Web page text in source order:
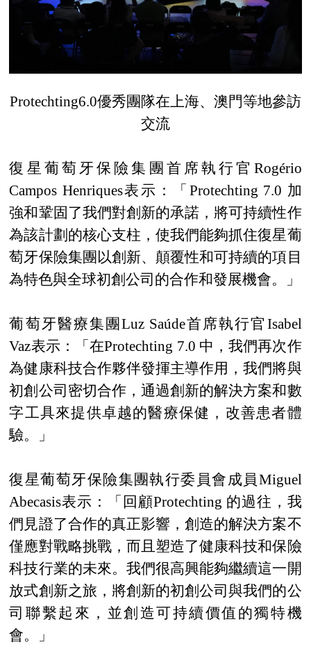
Protechting6.0優秀團隊在上海、澳門等地參訪
交流
復星葡萄牙保險集團首席執行官 Rogério
Campos Henriques表示：
「 Protechting 7.0 加
強和鞏固了我們對創新的承諾，將可持續性作
為該計劃的核心支柱，使我們能夠抓住復星葡
萄牙保險集團以創新、顛覆性和可持續的項目
為特色與全球初創公司的合作和發展機會。
」
葡萄牙醫療集團 Luz Saúde首席執行官Isabel
Vaz表示：
「在Protechting 7.0 中，我們再次作
為健康科技合作夥伴發揮主導作用，我們將與
初創公司密切合作，通過創新的解決方案和數
字工具來提供卓越的醫療保健，改善患者體
驗。
」
復星葡萄牙保險集團執行委員會成員 Miguel
Abecasis表示：
「 回顧Protechting 的過往，我
們見證了合作的真正影響，創造的解決方案不
僅應對戰略挑戰，而且塑造了健康科技和保險
科技行業的未來。我們很高興能夠繼續這一開
放式創新之旅，將創新的初創公司與我們的公
司聯繫起來，並創造可持續價值的獨特機
會。
」